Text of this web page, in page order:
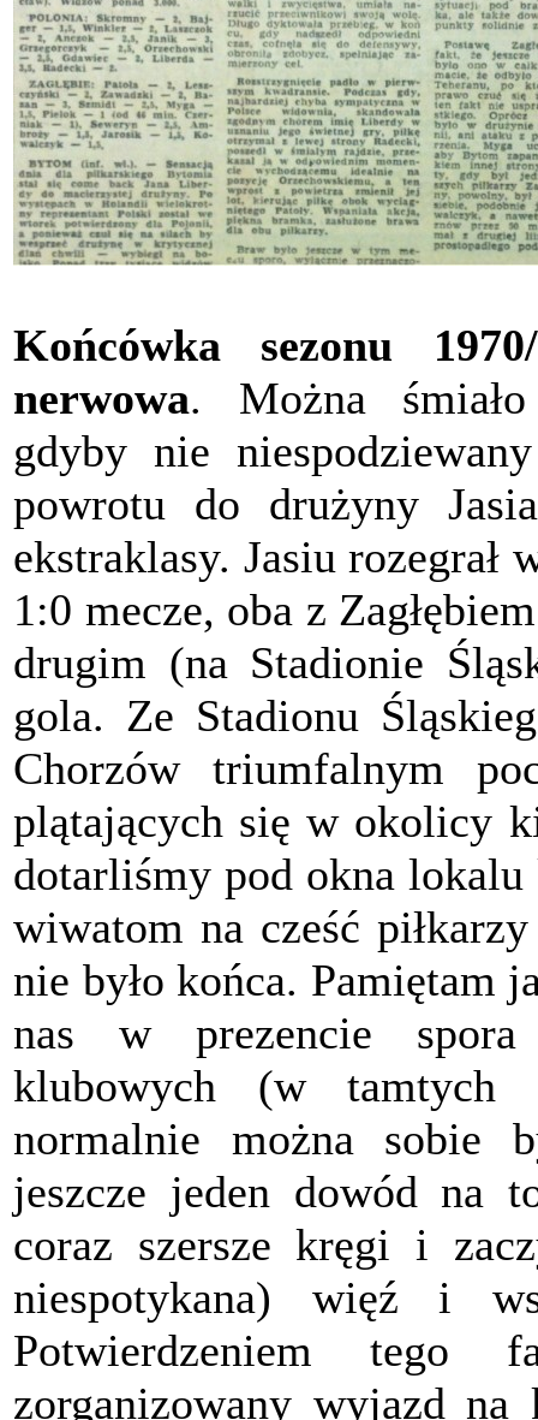
Końcówka sezonu
nerwowa. Można
gdyby nie
powrotu do drużyny
ekstraklasy. Jasiu rozegrał
1:0 mecze, oba z
drugim (na Stadionie
gola. Ze Stadionu
Chorzów triumfalnym
plątających się w okolicy
dotarliśmy pod okna
wiwatom na cześć
nie było końca. Pamiętam
nas w prezencie spora
klubowych (w tamtych
normalnie można sobie
jeszcze jeden dowód na
coraz szersze kręgi i
niespotykana) więź i
Potwierdzeniem tego
zorganizowany wyjazd